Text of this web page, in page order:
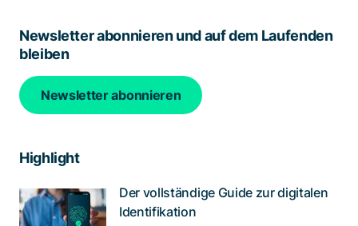
Newsletter abonnieren und auf dem Laufenden
bleiben
Newsletter abonnieren
Highlight
Der vollständige Guide zur digitalen
Identifikation